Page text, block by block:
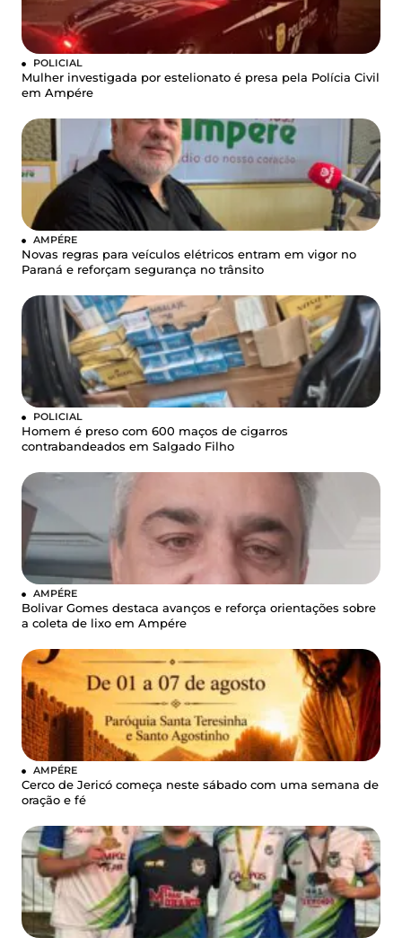
POLICIAL
Mulher investigada por estelionato é presa pela Polícia Civil
em Ampére
AMPÉRE
Novas regras para veículos elétricos entram em vigor no
Paraná e reforçam segurança no trânsito
POLICIAL
Homem é preso com 600 maços de cigarros
contrabandeados em Salgado Filho
AMPÉRE
Bolivar Gomes destaca avanços e reforça orientações sobre
a coleta de lixo em Ampére
AMPÉRE
Cerco de Jericó começa neste sábado com uma semana de
oração e fé